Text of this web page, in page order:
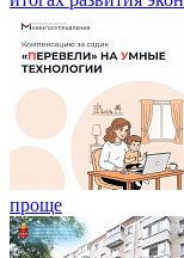
проще